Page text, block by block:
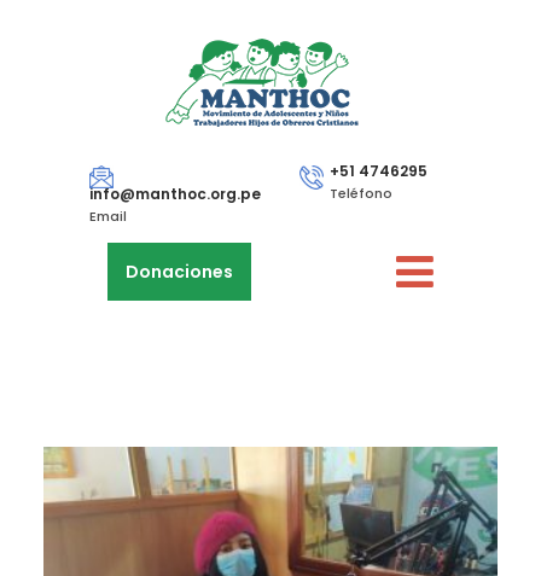
info@manthoc.org.pe
Email
+51 4746295
Teléfono
Donaciones